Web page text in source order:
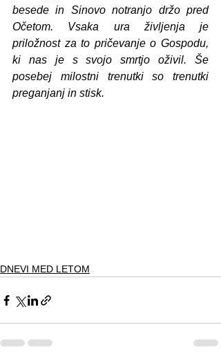
besede in Sinovo notranjo držo pred
Očetom. Vsaka ura življenja je
priložnost za to pričevanje o Gospodu,
ki nas je s svojo smrtjo oživil. Še
posebej milostni trenutki so trenutki
preganjanj in stisk.
DNEVI MED LETOM